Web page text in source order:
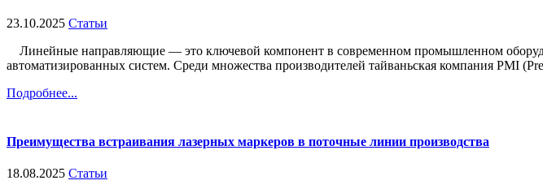
23.10.2025 Статьи
Линейные направляющие — это ключевой компонент в современном промышленном
автоматизированных систем. Среди множества производителей тайваньская компания PMI
Подробнее...
Преимущества встраивания лазерных маркеров в поточные линии производства
18.08.2025 Статьи